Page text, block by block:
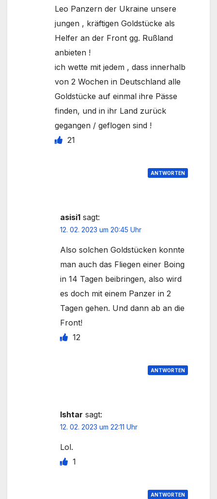
Leo Panzern der Ukraine unsere
jungen , kräftigen Goldstücke als
Helfer an der Front gg. Rußland
anbieten !
ich wette mit jedem , dass innerhalb
von 2 Wochen in Deutschland alle
Goldstücke auf einmal ihre Pässe
finden, und in ihr Land zurück
gegangen / geflogen sind !
21
ANTWORTEN
asisi1 sagt:
12. 02. 2023 um 20:45 Uhr
Also solchen Goldstücken konnte
man auch das Fliegen einer Boing
in 14 Tagen beibringen, also wird
es doch mit einem Panzer in 2
Tagen gehen. Und dann ab an die
Front!
12
ANTWORTEN
Ishtar sagt:
12. 02. 2023 um 22:11 Uhr
Lol.
1
ANTWORTEN